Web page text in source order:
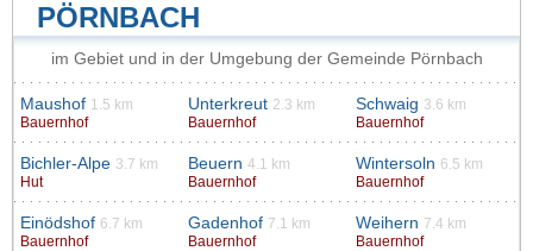
PÖRNBACH
im Gebiet und in der Umgebung der Gemeinde Pörnbach
Maushof 1.5 km
Bauernhof
Unterkreut 2.3 km
Bauernhof
Schwaig 3.6 km
Bauernhof
Bichler-Alpe 3.7 km
Hut
Beuern 4.1 km
Bauernhof
Wintersoln 6.5 km
Bauernhof
Einödshof 6.7 km
Bauernhof
Gadenhof 7.1 km
Bauernhof
Weihern 7.4 km
Bauernhof